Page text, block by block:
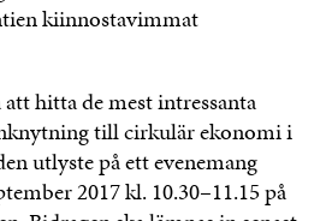
kiinnostavimmat
hitta de mest intressanta
till cirkulär ekonomi i
utlyste på ett evenemang
2017 kl. 10.30–11.15 på